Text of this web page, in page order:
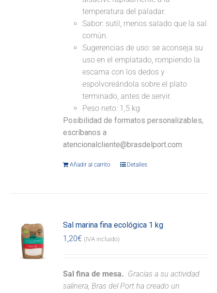
temperatura del paladar.
Sabor: sutil, menos salado que la sal
común.
Sugerencias de uso: se aconseja su
uso en el emplatado, rompiendo la
escama con los dedos y
espolvoreándola sobre el plato
terminado, antes de servir.
Peso neto: 1,5 kg
Posibilidad de formatos personalizables,
escríbanos a
atencionalcliente@brasdelport.com
Añadir al carrito Detalles
Sal marina fina ecológica 1 kg
1,20€ (IVA incluido)
Sal fina de mesa. Gracias a su actividad
salinera, Bras del Port ha creado un